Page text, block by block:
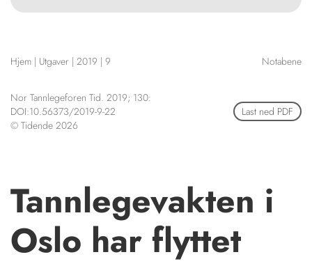
Tidligere utgaver
HENVISNINGER
KURSKALENDER
STILLINGER
KJØP & SALG
Scientific articles
Publication and media
Hjem | Utgaver | 2019 | 9 Notabene
Nor Tannlegeforen Tid. 2019; 130:
DOI:10.56373/2019-9-22
© Tidende 2026
Last ned PDF
Tannlegevakten i
Oslo har flyttet